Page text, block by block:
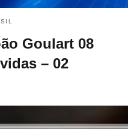
Goulart 08
– 02